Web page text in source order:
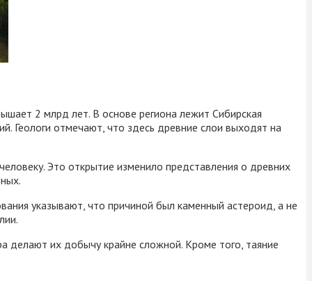
2 млрд лет. В основе региона лежит Сибирская
Геологи отмечают, что здесь древние слои выходят на
Это открытие изменило представления о древних
указывают, что причиной был каменный астероид, а не
делают их добычу крайне сложной. Кроме того, таяние